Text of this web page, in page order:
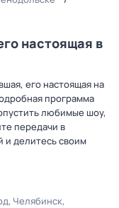
настоящая в
его настоящая на
программа
любимые шоу,
передачи в
и делитесь своим
Челябинск